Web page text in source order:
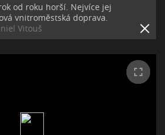
od roku horší. Nejvíce jej
vnitroměstská doprava.
Vitouš